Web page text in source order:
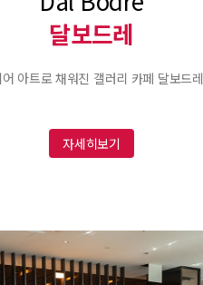
달보드레
아트로 채워진 갤러리 카페 달보드레
자세히보기